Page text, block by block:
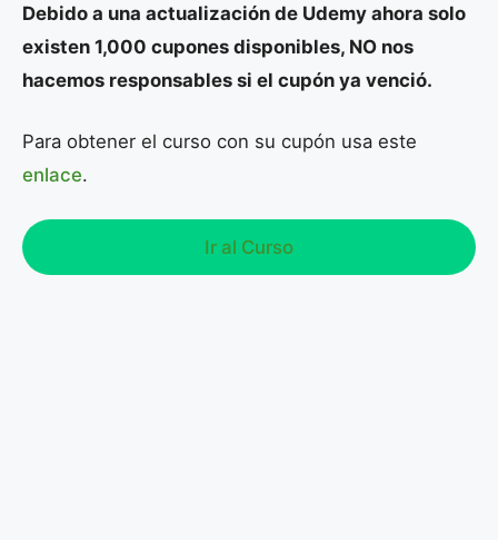
Debido a una actualización de Udemy ahora solo
existen 1,000 cupones disponibles, NO nos
hacemos responsables si el cupón ya venció.
Para obtener el curso con su cupón usa este
enlace.
Ir al Curso